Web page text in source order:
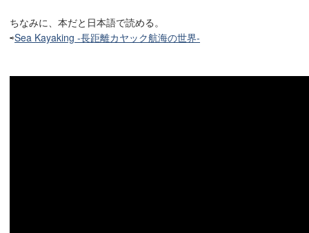
ちなみに、本だと日本語で読める。
⇨Sea Kayaking -長距離カヤック航海の世界-